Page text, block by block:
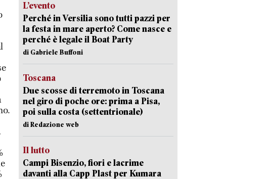
L’evento
Perché in Versilia sono tutti pazzi per
la festa in mare aperto? Come nasce e
perché è legale il Boat Party
di Gabriele Buffoni
Toscana
Due scosse di terremoto in Toscana
nel giro di poche ore: prima a Pisa,
poi sulla costa (settentrionale)
di Redazione web
Il lutto
Campi Bisenzio, fiori e lacrime
davanti alla Capp Plast per Kumara